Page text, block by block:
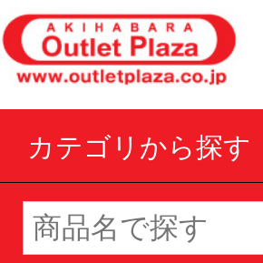
カテゴリから探す